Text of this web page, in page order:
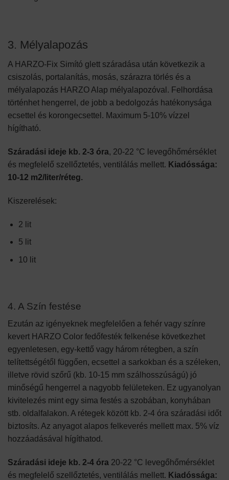
3. Mélyalapozás
A HARZO-Fix Simító glett száradása után következik a
csiszolás, portalanítás, mosás, szárazra törlés és a
mélyalapozás HARZO Alap mélyalapozóval. Felhordása
történhet hengerrel, de jobb a bedolgozás hatékonysága
ecsettel és korongecsettel. Maximum 5-10% vízzel
hígítható.
Száradási ideje kb. 2-3 óra, 20-22 °C levegőhőmérséklet
és megfelelő szellőztetés, ventilálás mellett. Kiadóssága:
10-12 m2/liter/réteg.
Kiszerelések:
2 lit
5 lit
10 lit
4. A Szín festése
Ezután az igényeknek megfelelően a fehér vagy színre
kevert HARZO Color fedőfesték felkenése következhet
egyenletesen, egy-kettő vagy három rétegben, a szín
telítettségétől függően, ecsettel a sarkokban és a széleken,
illetve rövid szőrű (kb. 10-15 mm szálhosszúságú) jó
minőségű hengerrel a nagyobb felületeken. Ez ugyanolyan
kivitelezés mint egy sima festés a szobában, konyhában
stb. oldalfalakon. A rétegek között kb. 2-4 óra száradási időt
biztosíts. Az anyagot alapos felkeverés mellett max. 5% víz
hozzáadásával hígíthatod.
Száradási ideje kb. 2-4 óra 20-22 °C levegőhőmérséklet
és megfelelő szellőztetés, ventilálás mellett. Kiadóssága: